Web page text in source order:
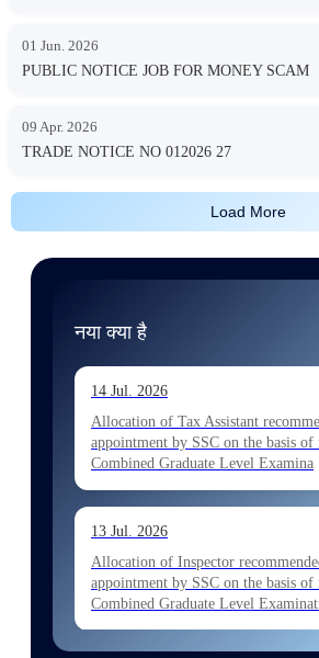
01 Jun. 2026
PUBLIC NOTICE JOB FOR MONEY SCAM
09 Apr. 2026
TRADE NOTICE NO 012026 27
Load More
नया क्या है
14 Jul. 2026
Allocation of Tax Assistant
appointment by SSC on the basis
Combined Graduate Level Examina
13 Jul. 2026
Allocation of Inspector
appointment by SSC on the basis
Combined Graduate Level